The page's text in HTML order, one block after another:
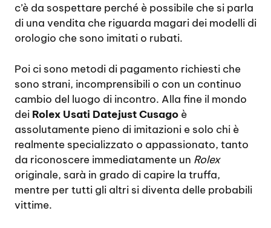
c’è da sospettare perché è possibile che si parla
di una vendita che riguarda magari dei modelli di
orologio che sono imitati o rubati.
Poi ci sono metodi di pagamento richiesti che
sono strani, incomprensibili o con un continuo
cambio del luogo di incontro. Alla fine il mondo
dei Rolex Usati Datejust Cusago è
assolutamente pieno di imitazioni e solo chi è
realmente specializzato o appassionato, tanto
da riconoscere immediatamente un Rolex
originale, sarà in grado di capire la truffa,
mentre per tutti gli altri si diventa delle probabili
vittime.